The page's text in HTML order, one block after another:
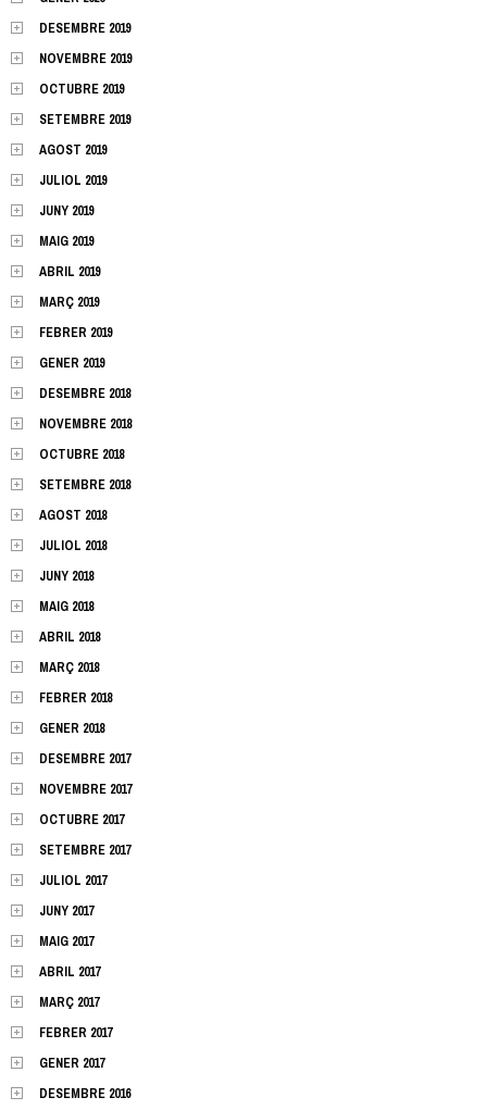
DESEMBRE 2019
NOVEMBRE 2019
OCTUBRE 2019
SETEMBRE 2019
AGOST 2019
JULIOL 2019
JUNY 2019
MAIG 2019
ABRIL 2019
MARÇ 2019
FEBRER 2019
GENER 2019
DESEMBRE 2018
NOVEMBRE 2018
OCTUBRE 2018
SETEMBRE 2018
AGOST 2018
JULIOL 2018
JUNY 2018
MAIG 2018
ABRIL 2018
MARÇ 2018
FEBRER 2018
GENER 2018
DESEMBRE 2017
NOVEMBRE 2017
OCTUBRE 2017
SETEMBRE 2017
JULIOL 2017
JUNY 2017
MAIG 2017
ABRIL 2017
MARÇ 2017
FEBRER 2017
GENER 2017
DESEMBRE 2016